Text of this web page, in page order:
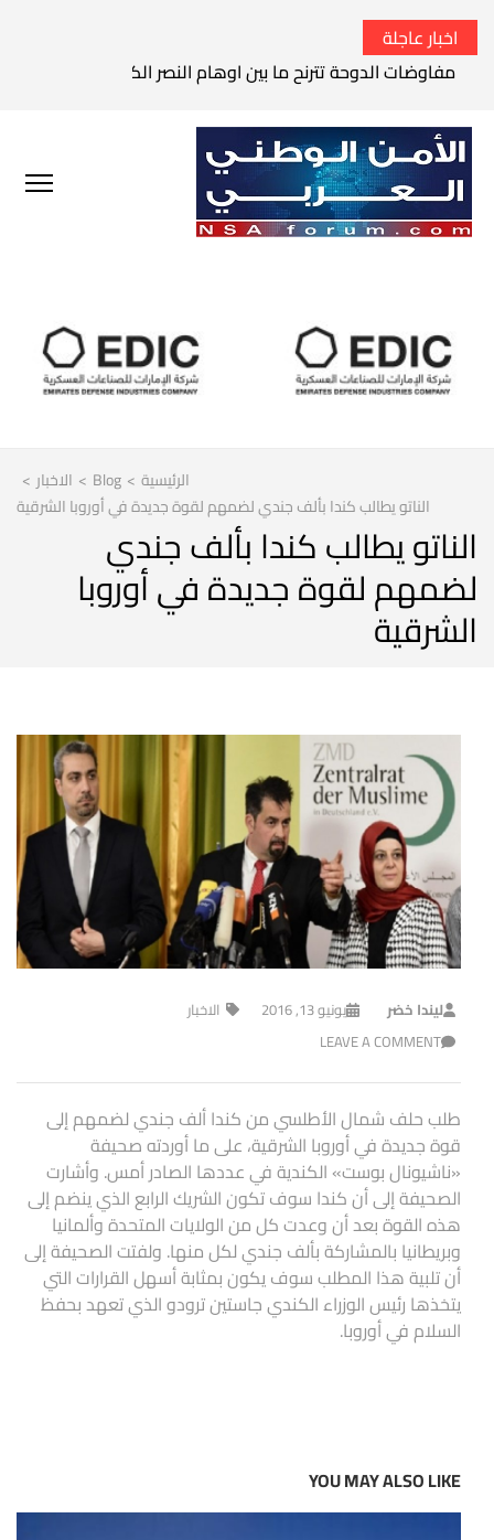
اخبار عاجلة
مفاوضات الدوحة تترنح ما بين اوهام النصر الكامل وواقع
الرئيسية >
Blog
> الاخبار >
الناتو يطالب كندا بألف جندي لضمهم لقوة جديدة في أوروبا الشرقية
الناتو يطالب كندا بألف جندي
لضمهم لقوة جديدة في أوروبا
الشرقية
ليندا خضر يونيو 13, 2016
الاخبار
LEAVE A COMMENT
طلب حلف شمال الأطلسي من كندا ألف جندي لضمهم إلى
قوة جديدة في أوروبا الشرقية، على ما أوردته صحيفة
«ناشيونال بوست» الكندية في عددها الصادر أمس. وأشارت
الصحيفة إلى أن كندا سوف تكون الشريك الرابع الذي ينضم إلى
هذه القوة بعد أن وعدت كل من الولايات المتحدة وألمانيا
وبريطانيا بالمشاركة بألف جندي لكل منها. ولفتت الصحيفة إلى
أن تلبية هذا المطلب سوف يكون بمثابة أسهل القرارات التي
يتخذها رئيس الوزراء الكندي جاستين ترودو الذي تعهد بحفظ
السلام في أوروبا.
YOU MAY ALSO LIKE